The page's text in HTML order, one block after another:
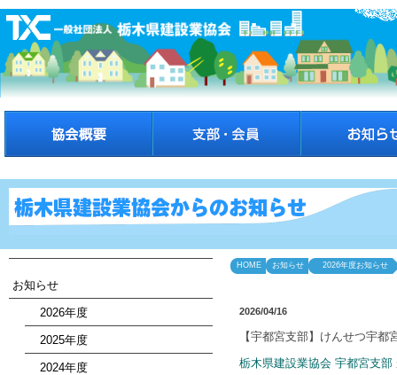
お知らせ
2026年度
2025年度
2024年度
HOME お知らせ 2026年度お知らせ
2026/04/16
【宇都宮支部】けんせつ宇
栃木県建設業協会 宇都宮支部